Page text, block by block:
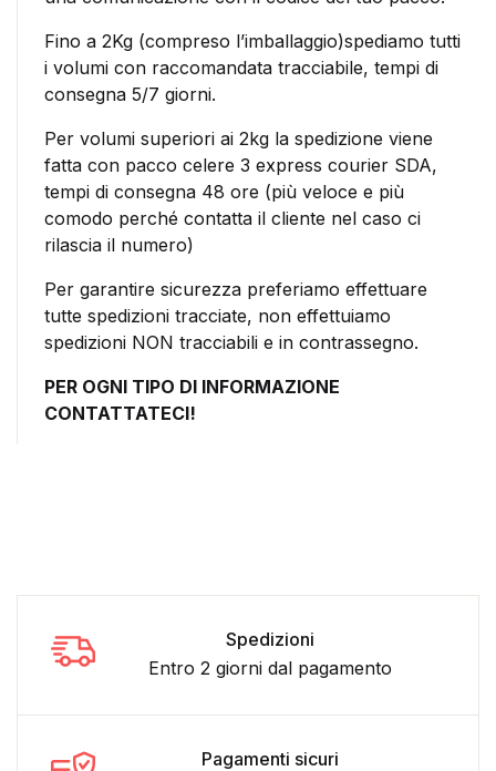
Fino a 2Kg (compreso l’imballaggio)spediamo tutti
i volumi con raccomandata tracciabile, tempi di
consegna 5/7 giorni.
Per volumi superiori ai 2kg la spedizione viene
fatta con pacco celere 3 express courier SDA,
tempi di consegna 48 ore (più veloce e più
comodo perché contatta il cliente nel caso ci
rilascia il numero)
Per garantire sicurezza preferiamo effettuare
tutte spedizioni tracciate, non effettuiamo
spedizioni NON tracciabili e in contrassegno.
PER OGNI TIPO DI INFORMAZIONE
CONTATTATECI!
Spedizioni
Entro 2 giorni dal pagamento
Pagamenti sicuri